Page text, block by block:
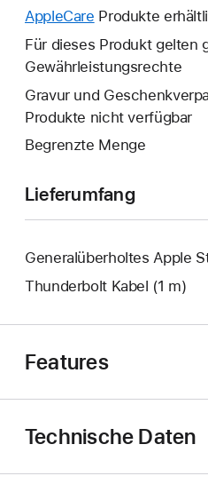
neues
wird
geöffnet.
AppleCare Ein
neues
Fenster
geöffnet.
Produkte
Für dieses Produkt gelten
Gewährleistungsrechte
Gravur und
Produkte nicht verfügbar
Begrenzte Menge
Lieferumfang
Generalüberholtes Apple
Thunderbolt Kabel (1 m)
Features
Technische Daten